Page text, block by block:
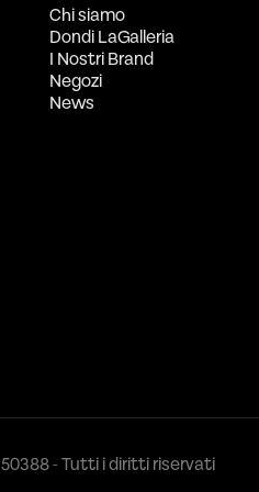
Chi siamo
Dondi LaGalleria
I Nostri Brand
Negozi
News
- Tutti i diritti riservati